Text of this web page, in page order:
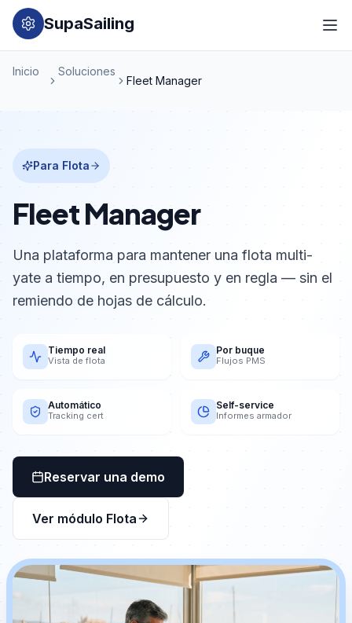
SupaSailing
Inicio Soluciones
Fleet Manager
Para Flota
Fleet Manager
Una plataforma para mantener una flota multi-
yate a tiempo, en presupuesto y en regla — sin el
remiendo de hojas de cálculo.
Tiempo real
Vista de flota
Por buque
Flujos PMS
Automático
Tracking cert
Self-service
Informes armador
Reservar una demo
Ver módulo Flota